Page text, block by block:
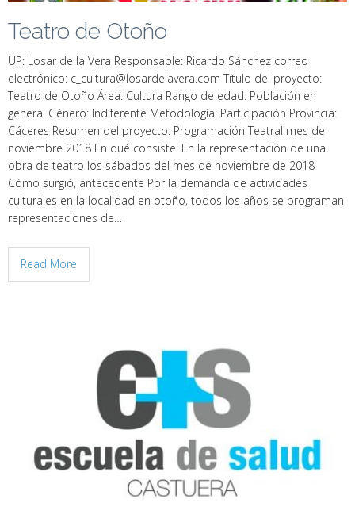
Teatro de Otoño
UP: Losar de la Vera Responsable: Ricardo Sánchez correo
electrónico: c_cultura@losardelavera.com Título del proyecto:
Teatro de Otoño Área: Cultura Rango de edad: Población en
general Género: Indiferente Metodología: Participación Provincia:
Cáceres Resumen del proyecto: Programación Teatral mes de
noviembre 2018 En qué consiste: En la representación de una
obra de teatro los sábados del mes de noviembre de 2018
Cómo surgió, antecedente Por la demanda de actividades
culturales en la localidad en otoño, todos los años se programan
representaciones de…
Read More